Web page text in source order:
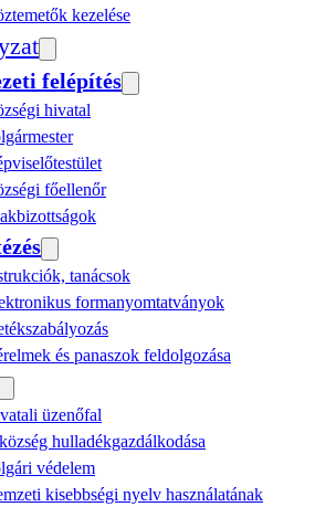
kezelése
felépítés
hivatal
főellenőr
tanácsok
formanyomtatványok
és panaszok feldolgozása
üzenőfal
hulladékgazdálkodása
védelem
kisebbségi nyelv használatának